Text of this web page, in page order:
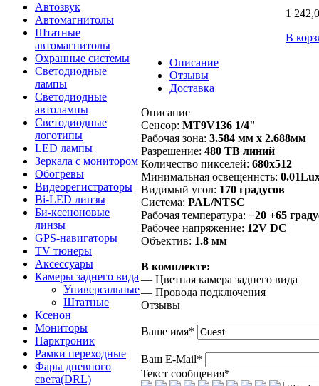
Автозвук
Автомагнитолы
Штатные
автомагнитолы
Охранные системы
Светодиодные
лампы
Светодиодные
автолампы
Светодиодные
логотипы
LED лампы
Зеркала с монитором
Обогревы
Видеорегистраторы
Bi-LED линзы
Би-ксеноновые
линзы
GPS-навигаторы
TV тюнеры
Аксессуары
Камеры заднего вида
Универсальные
Штатные
Ксенон
Мониторы
Парктроник
Рамки переходные
Фары дневного
света(DRL)
1
В
Описание
Отзывы
Доставка
Описание
Сенсор: MT9V136 1/4"
Рабочая зона: 3.584 мм х 2.688мм
Разрешение: 480 ТВ линий
Количество пикселей: 680х512
Минимальная освещеннсть:
Видимый угол: 170 градусов
Система: PAL/NTSC
Рабочая температура: −20 +65
Рабочее напряжение: 12V DC
Объектив: 1.8 мм
В комплекте:
— Цветная камера заднего вида
— Провода подключения
Отзывы
Ваше имя*
Ваш E-Mail*
Текст сообщения*